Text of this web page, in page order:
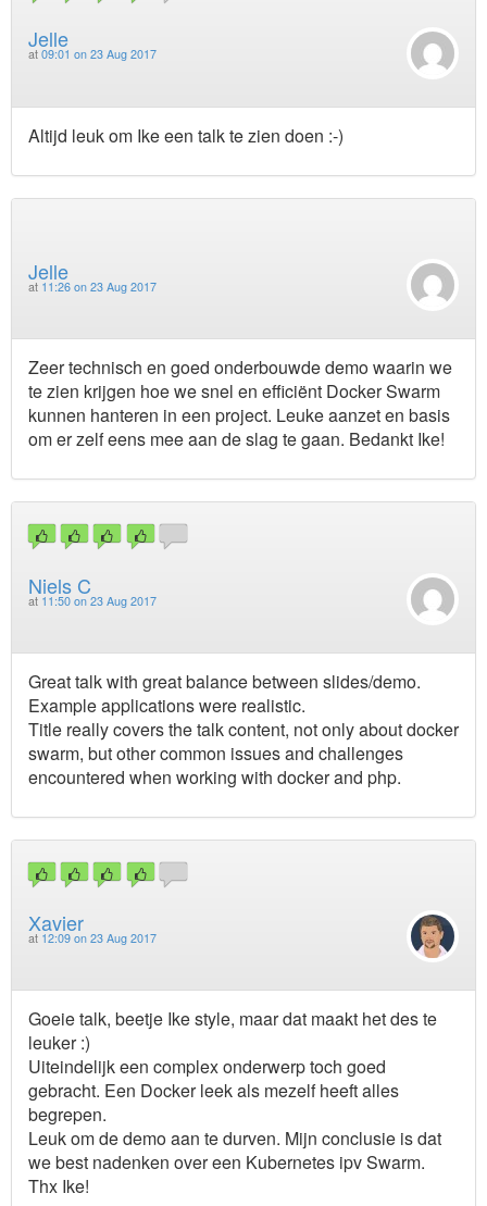
Jelle
at 09:01 on 23 Aug 2017
Altijd leuk om Ike een talk te zien doen :-)
Jelle
at 11:26 on 23 Aug 2017
Zeer technisch en goed onderbouwde demo waarin we
te zien krijgen hoe we snel en efficiënt Docker Swarm
kunnen hanteren in een project. Leuke aanzet en basis
om er zelf eens mee aan de slag te gaan. Bedankt Ike!
Niels C
at 11:50 on 23 Aug 2017
Great talk with great balance between slides/demo.
Example applications were realistic.
Title really covers the talk content, not only about docker
swarm, but other common issues and challenges
encountered when working with docker and php.
Xavier
at 12:09 on 23 Aug 2017
Goeie talk, beetje Ike style, maar dat maakt het des te
leuker :)
Uiteindelijk een complex onderwerp toch goed
gebracht. Een Docker leek als mezelf heeft alles
begrepen.
Leuk om de demo aan te durven. Mijn conclusie is dat
we best nadenken over een Kubernetes ipv Swarm.
Thx Ike!